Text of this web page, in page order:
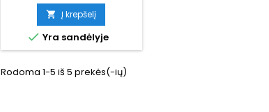
kaina
 Į krepšelį
 Yra sandėlyje
Rodoma 1-5 iš 5 prekės(-ių)